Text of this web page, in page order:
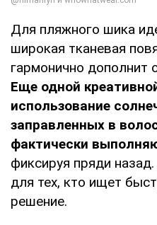
Для пляжного шика
широкая тканевая
гармонично дополнит
Еще одной
использование
заправленных в
фактически
фиксируя пряди
для тех, кто ищет
решение.